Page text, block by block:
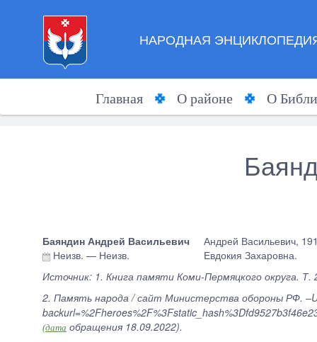
НАРОДНАЯ
Главная О районе О
Баяндин Андрей Васильевич
Неизв. — Неизв.
Андрей Васильевич,
Евдокия Захаровна.
Источник: 1. Книга памяти Коми-Пермяцкого округа.
2. Память народа / сайт Министерства обороны РФ.
(дата обращения 18.09.2022).